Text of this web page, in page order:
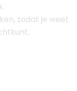
zodat je weet